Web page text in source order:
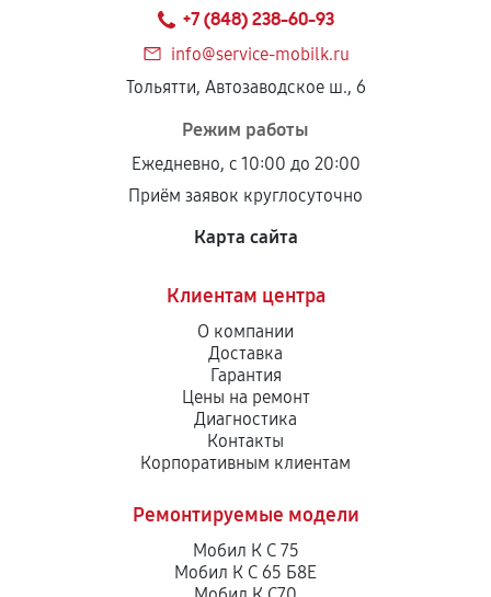
+7 (848) 238-60-93
info@service-mobilk.ru
Тольятти, Автозаводское ш., 6
Режим работы
Ежедневно, с 10:00 до 20:00
Приём заявок круглосуточно
Карта сайта
Клиентам центра
О компании
Доставка
Гарантия
Цены на ремонт
Диагностика
Контакты
Корпоративным клиентам
Ремонтируемые модели
Мобил К С 75
Мобил К С 65 Б8Е